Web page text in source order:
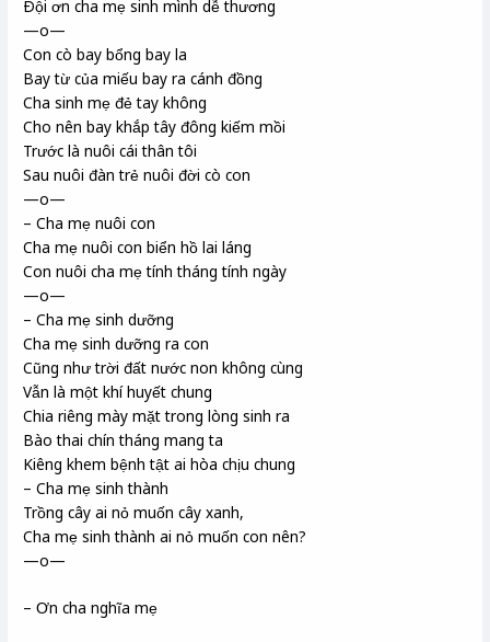
Ðội ơn cha mẹ sinh mình dễ thương
—o—
Con cò bay bổng bay la
Bay từ của miếu bay ra cánh đồng
Cha sinh mẹ đẻ tay không
Cho nên bay khắp tây đông kiếm mồi
Trước là nuôi cái thân tôi
Sau nuôi đàn trẻ nuôi đời cò con
—o—
– Cha mẹ nuôi con
Cha mẹ nuôi con biển hồ lai láng
Con nuôi cha mẹ tính tháng tính ngày
—o—
– Cha mẹ sinh dưỡng
Cha mẹ sinh dưỡng ra con
Cũng như trời đất nước non không cùng
Vẫn là một khí huyết chung
Chia riêng mày mặt trong lòng sinh ra
Bào thai chín tháng mang ta
Kiêng khem bệnh tật ai hòa chịu chung
– Cha mẹ sinh thành
Trồng cây ai nỏ muốn cây xanh,
Cha mẹ sinh thành ai nỏ muốn con nên?
—o—
– Ơn cha nghĩa mẹ